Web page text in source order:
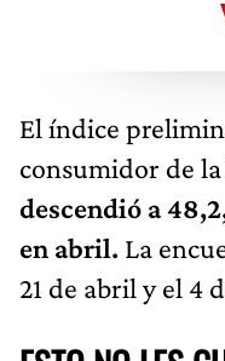
El índice
consumidor de
descendió a
en abril. La
21 de abril y el 4